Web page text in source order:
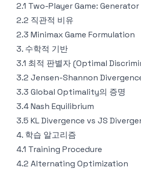
2.1 Two-Player Game:
2.2 직관적 비유
2.3 Minimax Game Formulation
3. 수학적 기반
3.1 최적 판별자 (Optimal
3.2 Jensen-Shannon
3.3 Global Optimality의 증명
3.4 Nash Equilibrium
3.5 KL Divergence vs JS
4. 학습 알고리즘
4.1 Training Procedure
4.2 Alternating Optimization